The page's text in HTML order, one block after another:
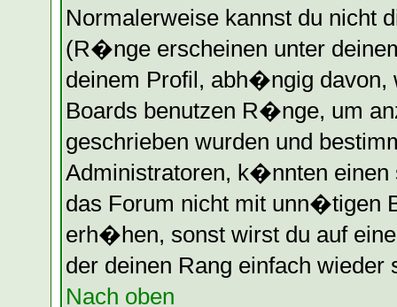
Normalerweise kannst du nicht
(R�nge erscheinen unter
deinem Profil, abh�ngig davon,
Boards benutzen R�nge, um
geschrieben wurden und
Administratoren, k�nnten
das Forum nicht mit unn�tigen
erh�hen, sonst wirst du auf
der deinen Rang einfach wieder
Nach oben